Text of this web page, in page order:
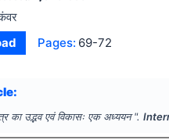
Pages: 69-72
का उद्भव एवं विकासः एक अध्ययन ".